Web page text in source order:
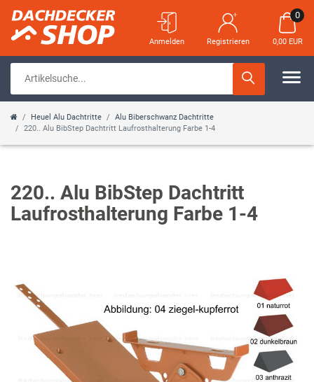
Anmelden Registrieren
0
0,00 EUR
Heuel Alu Dachtritte
Alu Biberschwanz Dachtritte
220.. Alu BibStep Dachtritt Laufrosthalterung Farbe 1-4
220.. Alu BibStep Dachtritt
Laufrosthalterung Farbe 1-4